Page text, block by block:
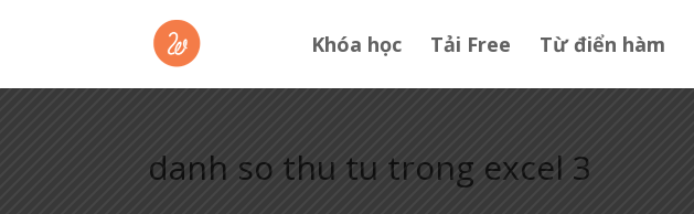
Khóa học Tải Free Từ điển hàm
danh so thu tu trong excel 3